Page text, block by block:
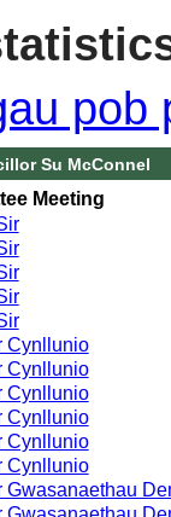
pob
Su McConnel
Meeting
Cynllunio
Cynllunio
Cynllunio
Cynllunio
Cynllunio
Cynllunio
Gwasanaethau